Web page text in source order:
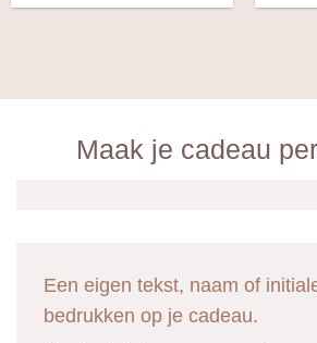
Maak je cadeau
Een eigen tekst, naam of
bedrukken op je cadeau.